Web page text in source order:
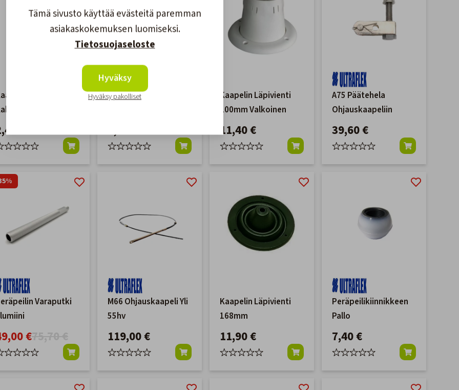
Läpivienti
Kaapelille
€
Kaapelin Läpivienti
5,50 €
Kaapelin Läpivienti
100mm Valkoinen
11,40 €
A75 Päätehela
Ohjauskaapeliin
39,60 €
Varaputki
€
M66 Ohjauskaapeli Yli
55hv
119,00 €
Kaapelin Läpivienti
168mm
11,90 €
Peräpeilikiinnikkeen
Pallo
7,40 €
Tämä sivusto käyttää evästeitä paremman
asiakaskokemuksen luomiseksi.
Tietosuojaseloste
Hyväksy
Hyväksy pakolliset